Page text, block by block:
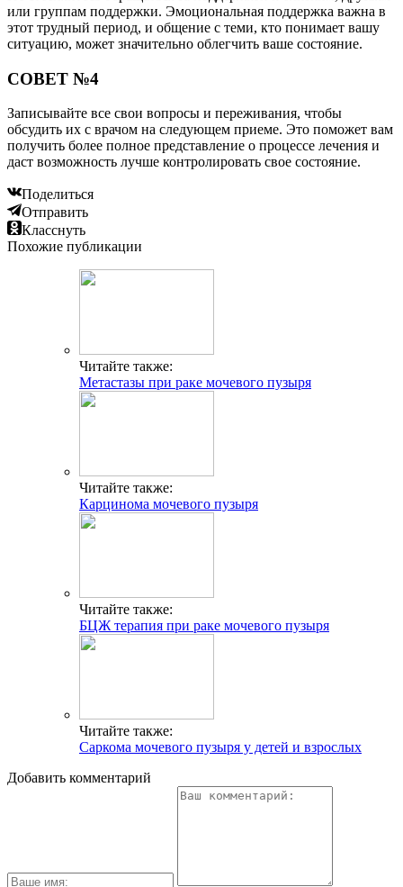
или группам поддержки. Эмоциональная поддержка важна в
этот трудный период, и общение с теми, кто понимает вашу
ситуацию, может значительно облегчить ваше состояние.
СОВЕТ №4
Записывайте все свои вопросы и переживания, чтобы
обсудить их с врачом на следующем приеме. Это поможет вам
получить более полное представление о процессе лечения и
даст возможность лучше контролировать свое состояние.
Поделиться
Отправить
Класснуть
Похожие публикации
Читайте также:
Метастазы при раке мочевого пузыря
Читайте также:
Карцинома мочевого пузыря
Читайте также:
БЦЖ терапия при раке мочевого пузыря
Читайте также:
Саркома мочевого пузыря у детей и взрослых
Добавить комментарий